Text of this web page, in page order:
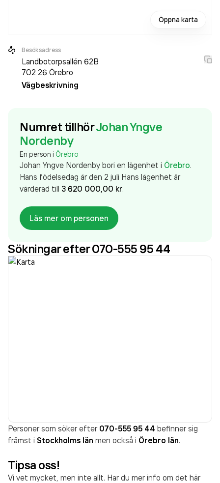
Öppna karta
Besöksadress
Landbotorpsallén 62B
702 26 Örebro
Vägbeskrivning
Numret tillhörJohan Yngve
Nordenby
En person i Örebro
Johan Yngve Nordenby bori en lägenhet i Örebro.
Hans födelsedag är den 2 juli Hans lägenhet är
värderad till 3 620 000,00 kr.
Läs mer om personen
Sökningar efter 070-555 95 44
Personer som söker efter 070-555 95 44 befinner sig
främst i Stockholms län men också i Örebro län.
Tipsa oss!
Vi vet mycket, men inte allt. Har du mer info om det här